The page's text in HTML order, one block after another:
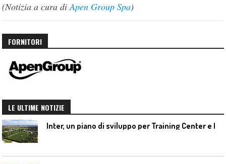
(Notizia a cura diApen Group Spa)
FORNITORI
LE ULTIME NOTIZIE